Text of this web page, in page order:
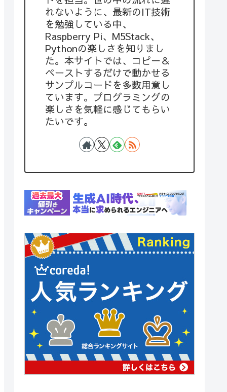
れないように、最新のIT技術
を勉強している中、
Raspberry Pi、M5Stack、
Pythonの楽しさを知りまし
た。本サイトでは、コピー＆
ペーストするだけで動かせる
サンプルコードを多数用意し
ています。プログラミングの
楽しさを気軽に感じてもらい
たいです。